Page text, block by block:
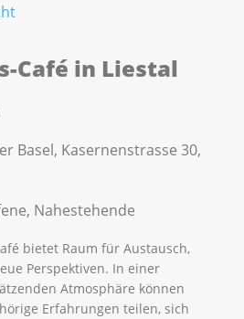
Café in Liestal
Basel, Kasernenstrasse 30,
Nahestehende
bietet Raum für Austausch,
Perspektiven. In einer
Atmosphäre können
Erfahrungen teilen, sich